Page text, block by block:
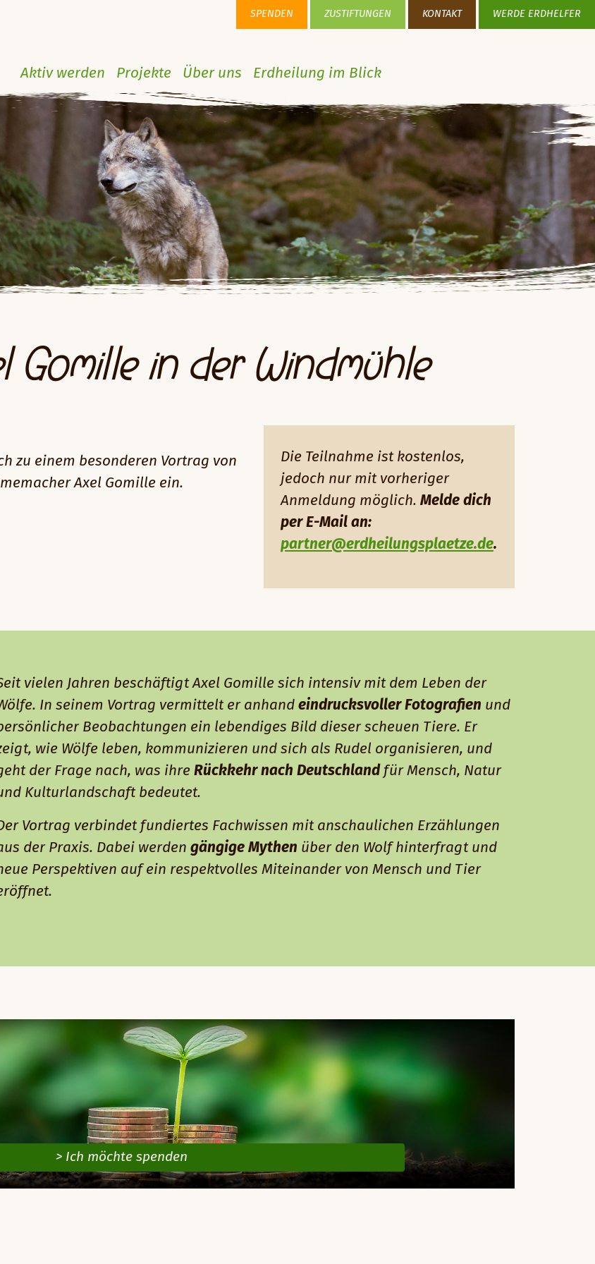
Aktiv werden Projekte Über uns Erdheilung im Blick
SPENDEN ZUSTIFTUNGEN KONTAKT WERDE ERDHELFER
Gomille in der Windmühle
zu einem besonderen Vortrag von
Axel Gomille ein.
Die Teilnahme ist kostenlos,
jedoch nur mit vorheriger
Anmeldung möglich. Melde dich
per E-Mail an:
partner@erdheilungsplaetze.de.
vielen Jahren beschäftigt Axel Gomille sich intensiv mit dem Leben der
In seinem Vortrag vermittelt er anhand eindrucksvoller Fotografien und
Beobachtungen ein lebendiges Bild dieser scheuen Tiere. Er
wie Wölfe leben, kommunizieren und sich als Rudel organisieren, und
der Frage nach, was ihre Rückkehr nach Deutschland für Mensch, Natur
Kulturlandschaft bedeutet.
Vortrag verbindet fundiertes Fachwissen mit anschaulichen Erzählungen
der Praxis. Dabei werden gängige Mythen über den Wolf hinterfragt und
Perspektiven auf ein respektvolles Miteinander von Mensch und Tier
> Ich möchte spenden